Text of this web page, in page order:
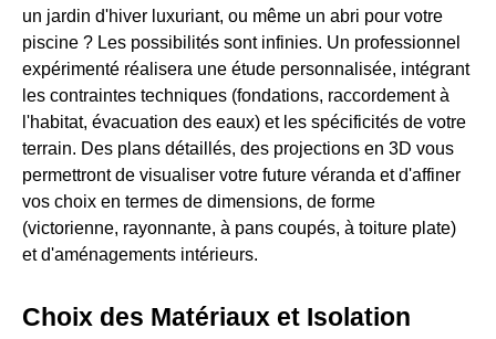
un jardin d'hiver luxuriant, ou même un abri pour votre
piscine ? Les possibilités sont infinies. Un professionnel
expérimenté réalisera une étude personnalisée, intégrant
les contraintes techniques (fondations, raccordement à
l'habitat, évacuation des eaux) et les spécificités de votre
terrain. Des plans détaillés, des projections en 3D vous
permettront de visualiser votre future véranda et d'affiner
vos choix en termes de dimensions, de forme
(victorienne, rayonnante, à pans coupés, à toiture plate)
et d'aménagements intérieurs.
Choix des Matériaux et Isolation